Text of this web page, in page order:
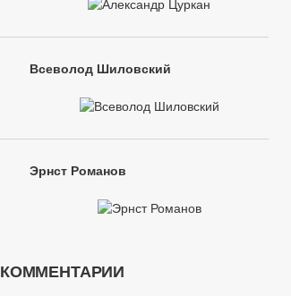
Всеволод Шиловский
Эрнст Романов
КОММЕНТАРИИ